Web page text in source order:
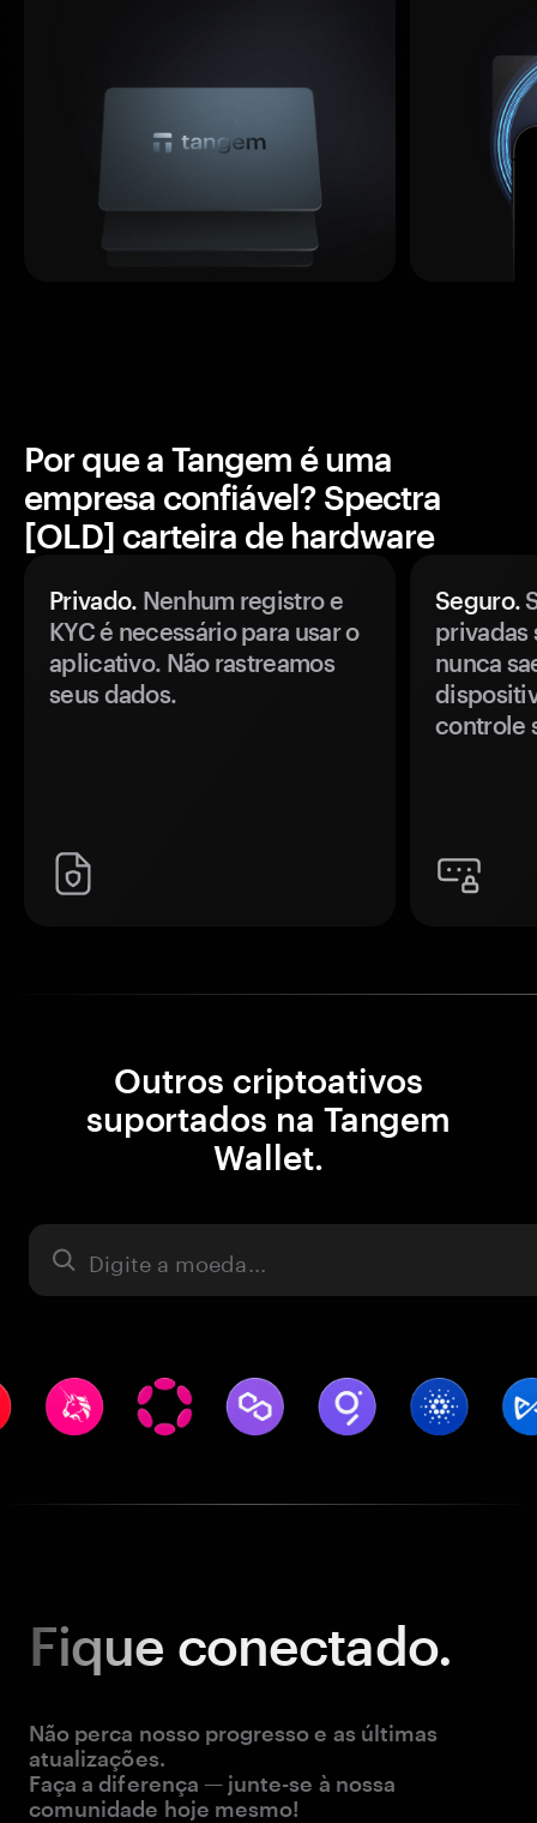
Por que a Tangem é uma
empresa confiável? Spectra
[OLD] carteira de hardware
Privado. Nenhum registro e
KYC é necessário para usar o
aplicativo. Não rastreamos
seus dados.
Seguro.
privadas
nunca
controle
Outros criptoativos
suportados na Tangem
Wallet.
Ativo
Fique conectado.
Não perca nosso progresso e as últimas
atualizações.
Faça a diferença — junte-se à nossa
comunidade hoje mesmo!